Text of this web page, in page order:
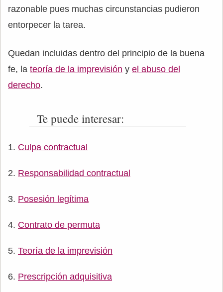
razonable pues muchas circunstancias pudieron
entorpecer la tarea.
Quedan incluidas dentro del principio de la buena
fe, la teoría de la imprevisión y el abuso del
derecho.
Te puede interesar:
Culpa contractual
Responsabilidad contractual
Posesión legítima
Contrato de permuta
Teoría de la imprevisión
Prescripción adquisitiva